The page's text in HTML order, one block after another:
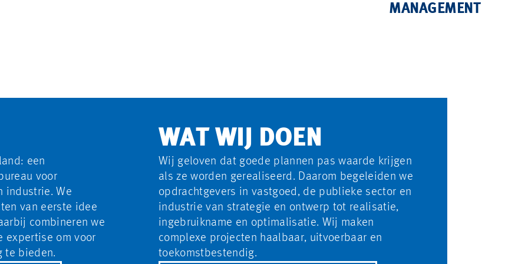
WE REALISEREN
MANAGEMENT
een
voor
industrie. We
van eerste idee
combineren we
expertise om voor
te bieden.
WAT WIJ DOEN
Wij geloven dat goede plannen pas waarde krijgen
als ze worden gerealiseerd. Daarom begeleiden we
opdrachtgevers in vastgoed, de publieke sector en
industrie van strategie en ontwerp tot realisatie,
ingebruikname en optimalisatie. Wij maken
complexe projecten haalbaar, uitvoerbaar en
toekomstbestendig.